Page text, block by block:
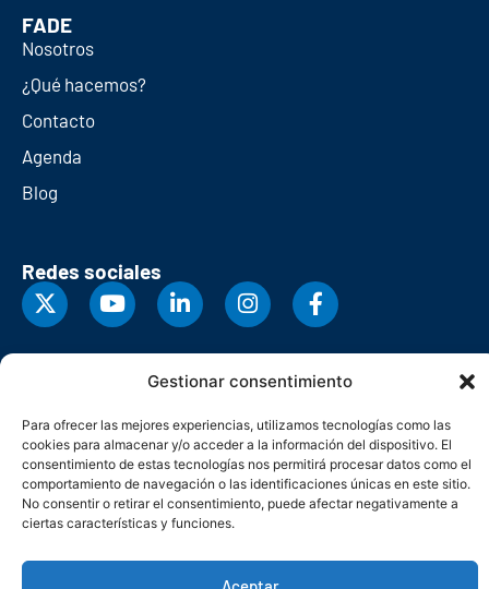
Gestionar consentimiento
Para ofrecer las mejores experiencias, utilizamos tecnologías como las
cookies para almacenar y/o acceder a la información del dispositivo. El
consentimiento de estas tecnologías nos permitirá procesar datos como el
comportamiento de navegación o las identificaciones únicas en este sitio.
No consentir o retirar el consentimiento, puede afectar negativamente a
ciertas características y funciones.
FADE
Nosotros
¿Qué hacemos?
Contacto
Agenda
Blog
Redes sociales
© Copyright 2026. Federación Asturiana de Empresarios